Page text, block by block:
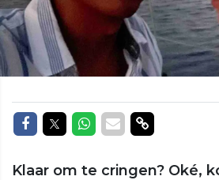
Delen op Facebook
Delen op Twitter
Delen opDelen via Mail
Delen via
Klaar om te cringen? Oké,